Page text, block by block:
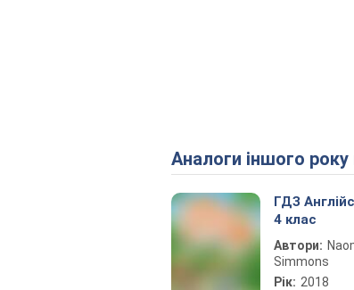
Аналоги іншого
ГДЗ
4 клас
Автори:
Simmons
Рік: 2018